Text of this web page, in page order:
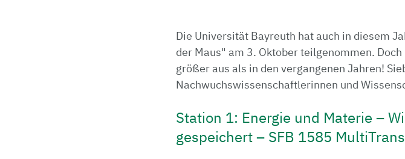
Die Universität Bayreuth hat auch in diesem
der Maus" am 3. Oktober teilgenommen.
größer aus als in den vergangenen Jahren!
Nachwuchswissenschaftlerinnen und
Station 1: Energie und Materie –
gespeichert – SFB 1585 MultiTrans